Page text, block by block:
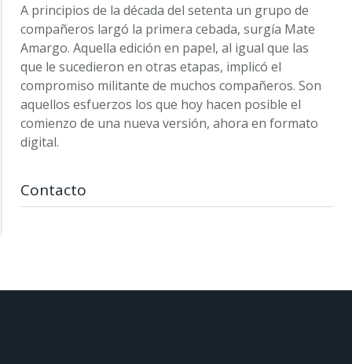
A principios de la década del setenta un grupo de
compañeros largó la primera cebada, surgía Mate
Amargo. Aquella edición en papel, al igual que las
que le sucedieron en otras etapas, implicó el
compromiso militante de muchos compañeros. Son
aquellos esfuerzos los que hoy hacen posible el
comienzo de una nueva versión, ahora en formato
digital.
Contacto